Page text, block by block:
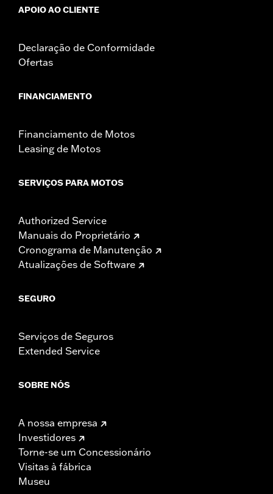
APOIO AO CLIENTE
Declaração de Conformidade
Ofertas
FINANCIAMENTO
Financiamento de Motos
Leasing de Motos
SERVIÇOS PARA MOTOS
Authorized Service
Manuais do Proprietário
Cronograma de Manutenção
Atualizações de Software
SEGURO
Serviços de Seguros
Extended Service
SOBRE NÓS
A nossa empresa
Investidores
Torne-se um Concessionário
Visitas à fábrica
Museu